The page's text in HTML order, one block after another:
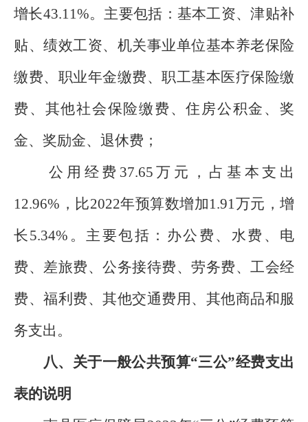
增长43.11%。主要包括：基本工资、津贴补
贴、绩效工资、机关事业单位基本养老保险
缴费、职业年金缴费、职工基本医疗保险缴
费、其他社会保险缴费、住房公积金、奖
金、奖励金、退休费；
公用经费37.65万元，占基本支出
12.96%，比2022年预算数增加1.91万元，增
长5.34%。主要包括：办公费、水费、电
费、差旅费、公务接待费、劳务费、工会经
费、福利费、其他交通费用、其他商品和服
务支出。
八、关于一般公共预算“三公”经费支出
表的说明